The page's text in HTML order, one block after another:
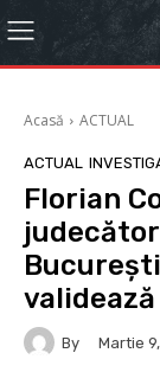
Acasă ACTUAL
ACTUAL
Florian
By Martie